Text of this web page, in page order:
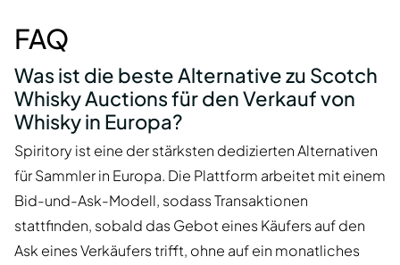
FAQ
Was ist die beste Alternative zu Scotch
Whisky Auctions für den Verkauf von
Whisky in Europa?
Spiritory ist eine der stärksten dedizierten Alternativen
für Sammler in Europa. Die Plattform arbeitet mit einem
Bid-und-Ask-Modell, sodass Transaktionen
stattfinden, sobald das Gebot eines Käufers auf den
Ask eines Verkäufers trifft, ohne auf ein monatliches